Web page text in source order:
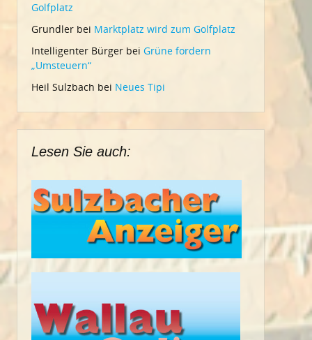
Golfplatz
Grundler bei Marktplatz wird zum Golfplatz
Intelligenter Bürger bei Grüne fordern
„Umsteuern“
Heil Sulzbach bei Neues Tipi
Lesen Sie auch: